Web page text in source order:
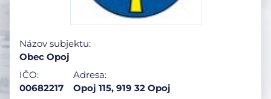
Názov subjektu:
Obec Opoj
IČO:
00682217
Adresa:
Opoj 115, 919 32 Opoj